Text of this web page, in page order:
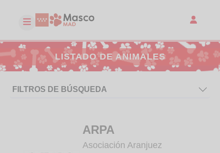
LISTADO DE ANIMALES
FILTROS DE BÚSQUEDA
ARPA
Asociación Aranjuez